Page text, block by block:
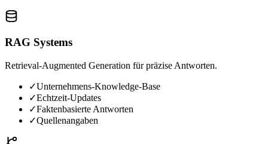
RAG Systems
Retrieval-Augmented Generation für präzise Antworten.
✓Unternehmens-Knowledge-Base
✓Echtzeit-Updates
✓Faktenbasierte Antworten
✓Quellenangaben